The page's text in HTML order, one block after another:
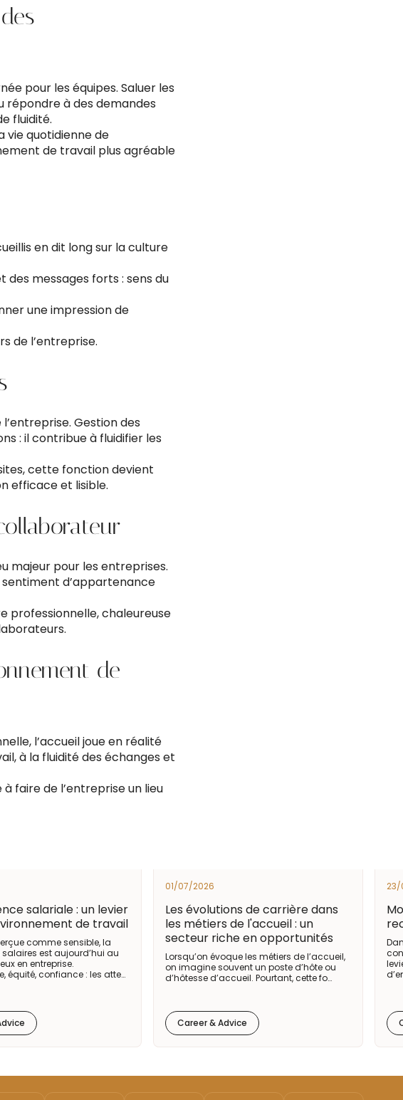
pour les équipes. Saluer les
répondre à des demandes
fluidité.
vie quotidienne de
de travail plus agréable
en dit long sur la culture
messages forts : sens du
une impression de
de l’entreprise.
Gestion des
: il contribue à fluidifier les
cette fonction devient
efficace et lisible.
majeur pour les entreprises.
d’appartenance
professionnelle, chaleureuse
de
l’accueil joue en réalité
à la fluidité des échanges et
faire de l’entreprise un lieu
salariale : un levier
de travail
comme sensible, la
est aujourd’hui au
en entreprise.
équité, confiance : les atte…
01/07/2026
Les évolutions de carrière dans
les métiers de l'accueil : un
secteur riche en opportunités
Lorsqu’on évoque les métiers de l’accueil,
on imagine souvent un poste d’hôte ou
d’hôtesse d’accueil. Pourtant, cette fo…
Career & Advice
23/